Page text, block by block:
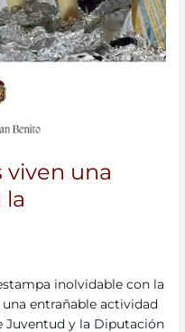
viven una
la
inolvidable con la
entrañable actividad
Juventud y la Diputación